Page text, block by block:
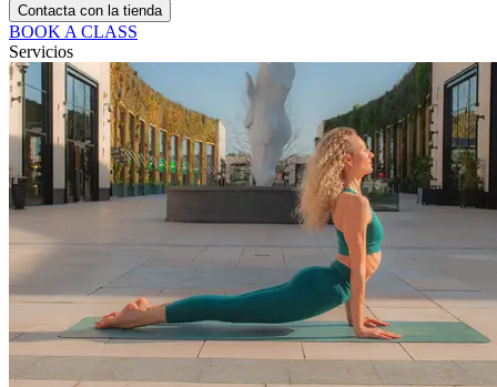
Contacta con la tienda
BOOK A CLASS
Servicios